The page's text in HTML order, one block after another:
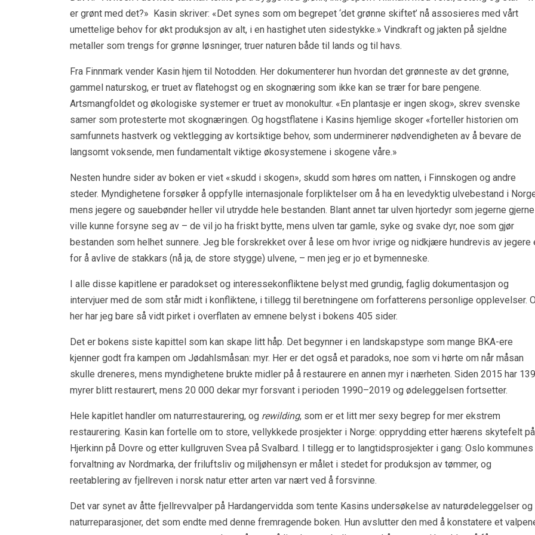
er grønt med det?» Kasin skriver: «Det synes som om begrepet ‘det grønne skiftet’ nå assosieres med vårt
umettelige behov for økt produksjon av alt, i en hastighet uten sidestykke.» Vindkraft og jakten på sjeldne
metaller som trengs for grønne løsninger, truer naturen både til lands og til havs.
Fra Finnmark vender Kasin hjem til Notodden. Her dokumenterer hun hvordan det grønneste av det grønne,
gammel naturskog, er truet av flatehogst og en skognæring som ikke kan se trær for bare pengene.
Artsmangfoldet og økologiske systemer er truet av monokultur. «En plantasje er ingen skog», skrev svenske
samer som protesterte mot skognæringen. Og hogstflatene i Kasins hjemlige skoger «forteller historien om
samfunnets hastverk og vektlegging av kortsiktige behov, som underminerer nødvendigheten av å bevare de
langsomt voksende, men fundamentalt viktige økosystemene i skogene våre.»
Nesten hundre sider av boken er viet «skudd i skogen», skudd som høres om natten, i Finnskogen og andre
steder. Myndighetene forsøker å oppfylle internasjonale forpliktelser om å ha en levedyktig ulvebestand i
mens jegere og sauebønder heller vil utrydde hele bestanden. Blant annet tar ulven hjortedyr som jegerne gjerne
ville kunne forsyne seg av – de vil jo ha friskt bytte, mens ulven tar gamle, syke og svake dyr, noe som gjør
bestanden som helhet sunnere. Jeg ble forskrekket over å lese om hvor ivrige og nidkjære hundrevis av jegere
for å avlive de stakkars (nå ja, de store stygge) ulvene, – men jeg er jo et bymenneske.
I alle disse kapitlene er paradokset og interessekonfliktene belyst med grundig, faglig dokumentasjon og
intervjuer med de som står midt i konfliktene, i tillegg til beretningene om forfatterens personlige opplevelser.
her har jeg bare så vidt pirket i overflaten av emnene belyst i bokens 405 sider.
Det er bokens siste kapittel som kan skape litt håp. Det begynner i en landskapstype som mange BKA-ere
kjenner godt fra kampen om Jødahlsmåsan: myr. Her er det også et paradoks, noe som vi hørte om når måsan
skulle dreneres, mens myndighetene brukte midler på å restaurere en annen myr i nærheten. Siden 2015 har 139
myrer blitt restaurert, mens 20 000 dekar myr forsvant i perioden 1990–2019 og ødeleggelsen fortsetter.
Hele kapitlet handler om naturrestaurering, og rewilding, som er et litt mer sexy begrep for mer ekstrem
restaurering. Kasin kan fortelle om to store, vellykkede prosjekter i Norge: opprydding etter hærens skytefelt på
Hjerkinn på Dovre og etter kullgruven Svea på Svalbard. I tillegg er to langtidsprosjekter i gang: Oslo kommunes
forvaltning av Nordmarka, der friluftsliv og miljøhensyn er målet i stedet for produksjon av tømmer, og
reetablering av fjellreven i norsk natur etter arten var nært ved å forsvinne.
Det var synet av åtte fjellrevvalper på Hardangervidda som tente Kasins undersøkelse av naturødeleggelser og
naturreparasjoner, det som endte med denne fremragende boken. Hun avslutter den med å konstatere et